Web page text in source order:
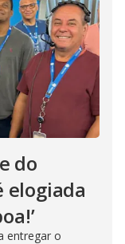
do
elogiada
entregar o